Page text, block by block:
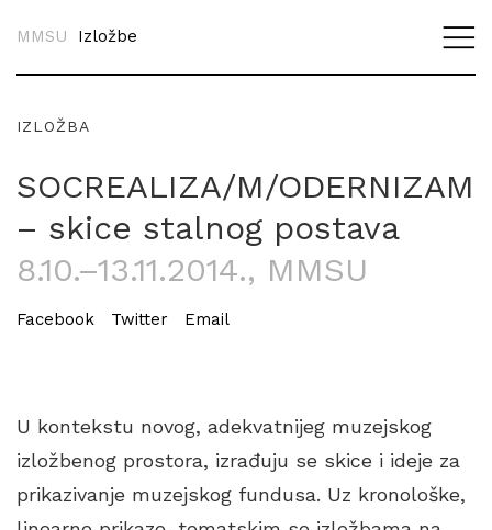
MMSU Izložbe
IZLOŽBA
SOCREALIZA/M/ODERNIZAM
– skice stalnog postava
8.10.–13.11.2014., MMSU
Facebook Twitter Email
U kontekstu novog, adekvatnijeg muzejskog
izložbenog prostora, izrađuju se skice i ideje za
prikazivanje muzejskog fundusa. Uz kronološke,